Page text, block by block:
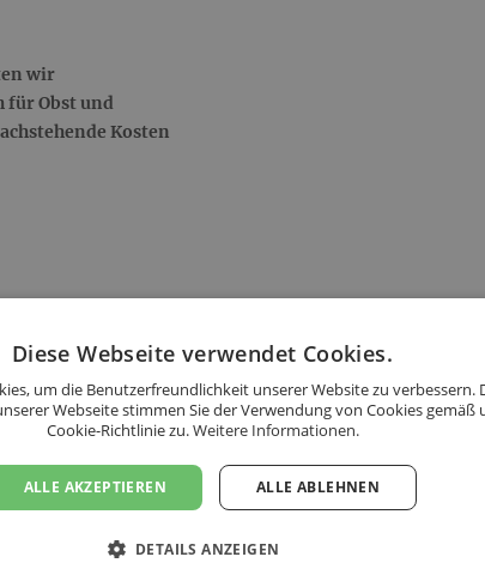
wir
für Obst und
Kosten
und im
mit eigener
unsere Bio-
Paket ist dabei
Ländern an:
Diese Webseite verwendet Cookies.
um die Benutzerfreundlichkeit unserer Website zu verbessern.
Webseite stimmen Sie der Verwendung von Cookies gemäß
Cookie-Richtlinie zu.Weitere Informationen.
ALLE AKZEPTIEREN ALLE ABLEHNEN
DETAILS ANZEIGEN